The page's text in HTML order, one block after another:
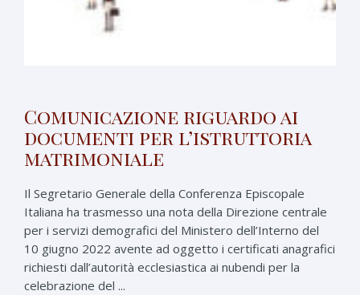
Comunicazione riguardo ai
documenti per l’istruttoria
matrimoniale
Il Segretario Generale della Conferenza Episcopale
Italiana ha trasmesso una nota della Direzione centrale
per i servizi demografici del Ministero dell’Interno del
10 giugno 2022 avente ad oggetto i certificati anagrafici
richiesti dall’autorità ecclesiastica ai nubendi per la
celebrazione del ...